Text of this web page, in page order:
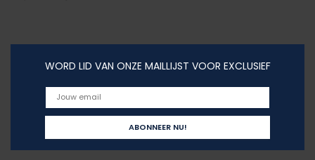
WORD LID VAN ONZE MAILLIJST VOOR EXCLUSIEF